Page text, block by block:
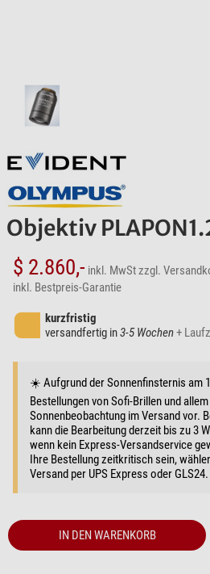
Objektiv
$ 2.860,- inkl. MwStzzgl.
inkl. Bestpreis-Garantie
kurzfristig
versandfertig in3-5 Wochen+
☀️ Aufgrund der Sonnenfinsternis am
Bestellungen von Sofi-Brillen und
Sonnenbeobachtung im Versand vor.
kann die Bearbeitung derzeit bis zu 3
wenn kein Express-Versandservice
Ihre Bestellung zeitkritisch sein,
Versand per UPS Express oder GLS24.
IN DEN WARENKORB